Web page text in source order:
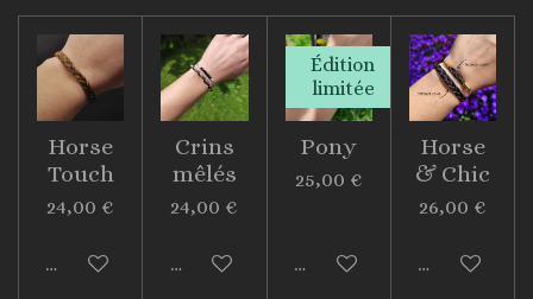
Horse
Touch
24,00 €
Voir les détails
Crins
mêlés
24,00 €
Voir les détails
Édition
limitée
Pony
25,00 €
Voir les détails
Horse
& Chic
26,00 €
Voir les